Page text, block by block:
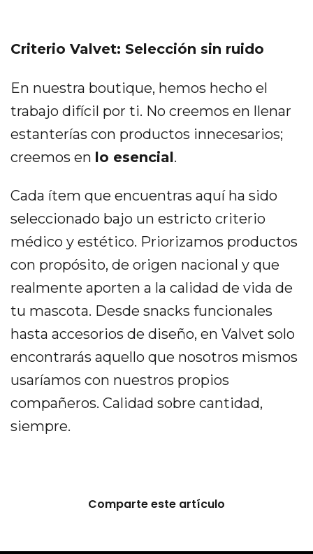
Criterio Valvet: Selección sin ruido
En nuestra boutique, hemos hecho el
trabajo difícil por ti. No creemos en llenar
estanterías con productos innecesarios;
creemos en lo esencial.
Cada ítem que encuentras aquí ha sido
seleccionado bajo un estricto criterio
médico y estético. Priorizamos productos
con propósito, de origen nacional y que
realmente aporten a la calidad de vida de
tu mascota. Desde snacks funcionales
hasta accesorios de diseño, en Valvet solo
encontrarás aquello que nosotros mismos
usaríamos con nuestros propios
compañeros. Calidad sobre cantidad,
siempre.
Comparte este artículo